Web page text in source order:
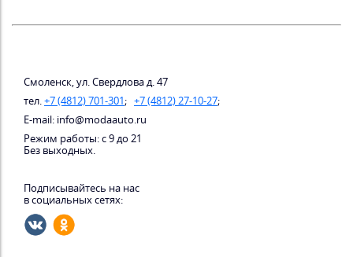
Смоленск, ул. Свердлова д. 47
тел.+7 (4812) 701-301; +7 (4812) 27-10-27;
E-mail: info@modaauto.ru
Режим работы: с 9 до 21
Без выходных.
Подписывайтесь на нас
в социальных сетях: